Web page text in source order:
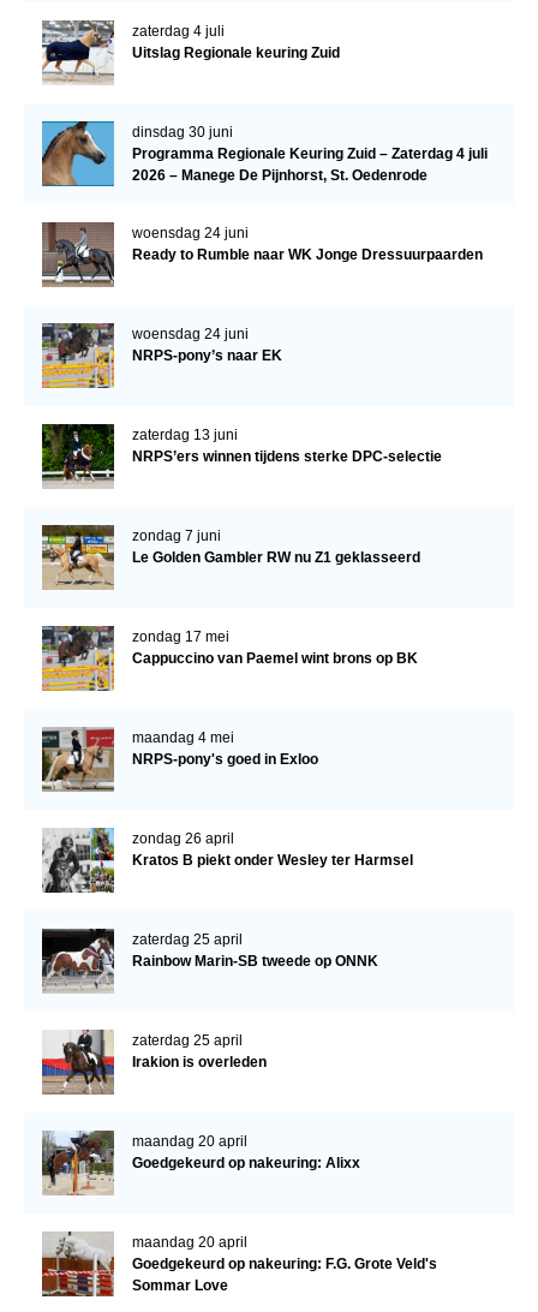
Fokkerij informatie
Veulen registratie
Predicaten
WBSFH
Zoek een hengst
Hengstenselectie
Informatie Hengstenkeuring
ZADEL 2026
Verrichtingsonderzoek NRPS
Verrichtingsonderzoek 2024-2025
Verrichtingsonderzoek 2022-2023
Verrichtingsonderzoek 2021-2022
Verrichtingsonderzoek 2019-2020
Sport
Paard te koop
Inloggen
REGIO'S
Bestuur Regio Noord
Regio Midden
zaterdag 4 juli
Uitslag Regionale keuring Zuid
dinsdag 30 juni
Programma Regionale Keuring Zuid – Zaterdag 4 juli
2026 – Manege De Pijnhorst, St. Oedenrode
woensdag 24 juni
Ready to Rumble naar WK Jonge Dressuurpaarden
woensdag 24 juni
NRPS-pony’s naar EK
zaterdag 13 juni
NRPS’ers winnen tijdens sterke DPC-selectie
zondag 7 juni
Le Golden Gambler RW nu Z1 geklasseerd
zondag 17 mei
Cappuccino van Paemel wint brons op BK
maandag 4 mei
NRPS-pony's goed in Exloo
zondag 26 april
Kratos B piekt onder Wesley ter Harmsel
zaterdag 25 april
Rainbow Marin-SB tweede op ONNK
zaterdag 25 april
Irakion is overleden
maandag 20 april
Goedgekeurd op nakeuring: Alixx
maandag 20 april
Goedgekeurd op nakeuring: F.G. Grote Veld's
Sommar Love